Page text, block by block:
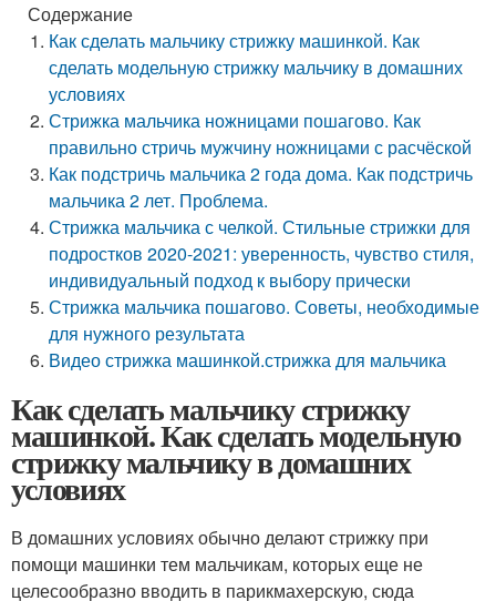
Содержание
Как сделать мальчику стрижку машинкой. Как
сделать модельную стрижку мальчику в домашних
условиях
Стрижка мальчика ножницами пошагово. Как
правильно стричь мужчину ножницами с расчёской
Как подстричь мальчика 2 года дома. Как подстричь
мальчика 2 лет. Проблема.
Стрижка мальчика с челкой. Стильные стрижки для
подростков 2020-2021: уверенность, чувство стиля,
индивидуальный подход к выбору прически
Стрижка мальчика пошагово. Советы, необходимые
для нужного результата
Видео стрижка машинкой.стрижка для мальчика
Как сделать мальчику стрижку
машинкой. Как сделать модельную
стрижку мальчику в домашних
условиях
В домашних условиях обычно делают стрижку при
помощи машинки тем мальчикам, которых еще не
целесообразно вводить в парикмахерскую, сюда